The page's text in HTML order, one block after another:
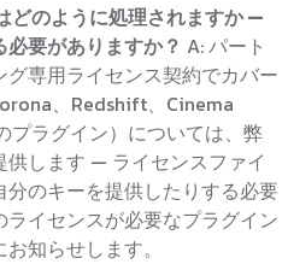
どのように処理されますか —
要がありますか？ A: パート
専用ライセンス契約でカバー
、Redshift、Cinema
プラグイン）については、弊
します — ライセンスファイ
のキーを提供したりする必要
イセンスが必要なプラグイン
知らせします。